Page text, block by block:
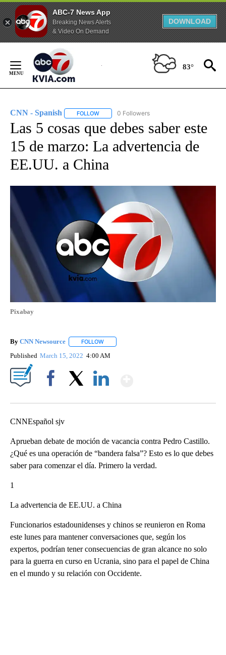
ABC-7 News App
Breaking News Alerts
& Video On Demand
DOWNLOAD
Content
83°
CNN - Spanish FOLLOW FOLLOW "CNN - SPANISH" TO RECEIVE
0 Followers
Las 5 cosas que debes saber este
15 de marzo: La advertencia de
EE.UU. a China
Pixabay
By CNN Newsource FOLLOW
Published March 15, 2022 4:00 AM
CNNEspañol sjv
Aprueban debate de moción de vacancia contra Pedro Castillo.
¿Qué es una operación de “bandera falsa”? Esto es lo que debes
saber para comenzar el día. Primero la verdad.
1
La advertencia de EE.UU. a China
Funcionarios estadounidenses y chinos se reunieron en Roma
este lunes para mantener conversaciones que, según los
expertos, podrían tener consecuencias de gran alcance no solo
para la guerra en curso en Ucrania, sino para el papel de China
en el mundo y su relación con Occidente.